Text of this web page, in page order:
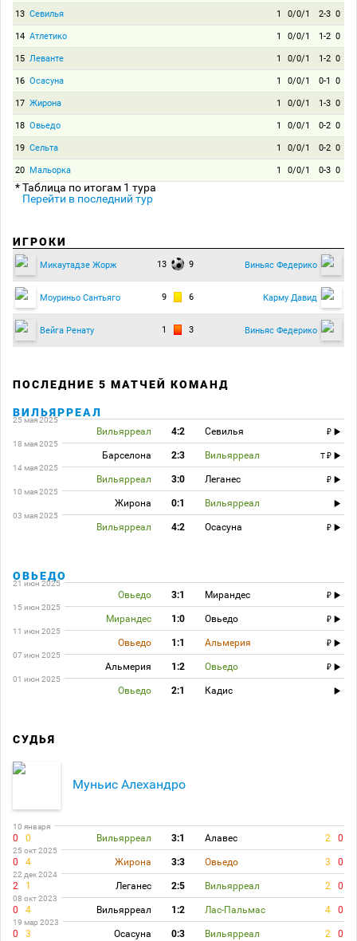
13 Севилья 1 0/0/1 2-3 0
14 Атлетико 1 0/0/1 1-2 0
15 Леванте 1 0/0/1 1-2 0
16 Осасуна 1 0/0/1 0-1 0
17 Жирона 1 0/0/1 1-3 0
18 Овьедо 1 0/0/1 0-2 0
19 Сельта 1 0/0/1 0-2 0
20 Мальорка 1 0/0/1 0-3 0
* Таблица по итогам 1 тура
Перейти в последний тур
ИГРОКИ
Микаутадзе Жорж 13 9 Виньяс Федерико
Моуриньо Сантьяго 9 6 Карму Давид
Вейга Ренату 1 3 Виньяс Федерико
ПОСЛЕДНИЕ 5 МАТЧЕЙ КОМАНД
ВИЛЬЯРРЕАЛ
25 мая 2025
Вильярреал 4:2 Севилья
18 мая 2025
Барселона 2:3 Вильярреал
T
14 мая 2025
Вильярреал 3:0 Леганес
10 мая 2025
Жирона 0:1 Вильярреал
03 мая 2025
Вильярреал 4:2 Осасуна
ОВЬЕДО
21 июн 2025
Овьедо 3:1 Мирандес
15 июн 2025
Мирандес 1:0 Овьедо
11 июн 2025
Овьедо 1:1 Альмерия
07 июн 2025
Альмерия 1:2 Овьедо
01 июн 2025
Овьедо 2:1 Кадис
СУДЬЯ
Муньис Алехандро
10 января
0 0 Вильярреал 3:1 Алавес 2 0
25 окт 2025
0 4 Жирона 3:3 Овьедо 3 0
22 дек 2024
2 1 Леганес 2:5 Вильярреал 2 0
08 окт 2023
0 4 Вильярреал 1:2 Лас-Пальмас 4 0
19 мар 2023
0 3 Осасуна 0:3 Вильярреал 2 0